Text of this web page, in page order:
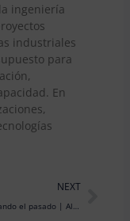
ingeniería
industriales
para
En
NEXT
#tbt Recordando el pasado | Altamira, 2008-2010